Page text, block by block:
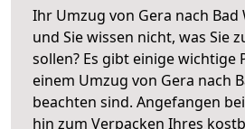
Ihr Umzug von Gera nach
und Sie wissen nicht, was Sie
sollen? Es gibt einige wichtige
einem Umzug von Gera nach
beachten sind. Angefangen
hin zum Verpacken Ihres